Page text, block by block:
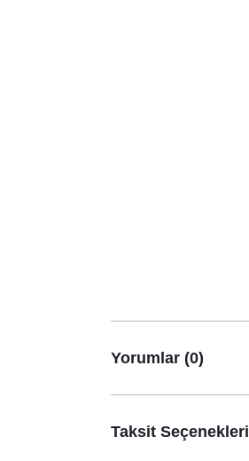
Yorumlar (0)
Taksit Seçenekleri